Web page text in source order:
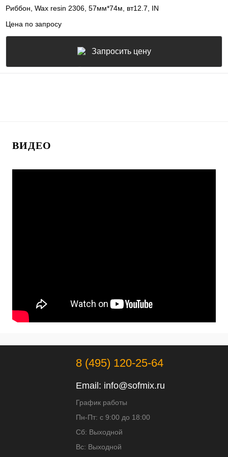
Риббон, Wax resin 2306, 57мм*74м, вт12.7, IN
Цена по запросу
Запросить цену
ВИДЕО
8 (495) 120-25-64
Email: info@sofmix.ru
График работы
Пн-Пт: с 9:00 до 18:00
Сб: Выходной
Вс: Выходной